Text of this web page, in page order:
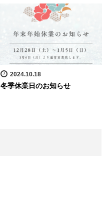
2024.10.18
冬季休業日のお知らせ